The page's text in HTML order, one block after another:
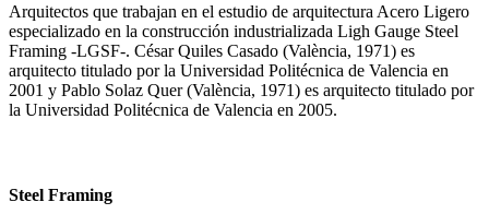
Arquitectos que trabajan en el estudio de arquitectura Acero Ligero
especializado en la construcción industrializada Ligh Gauge Steel
Framing -LGSF-. César Quiles Casado (València, 1971) es
arquitecto titulado por la Universidad Politécnica de Valencia en
2001 y Pablo Solaz Quer (València, 1971) es arquitecto titulado por
la Universidad Politécnica de Valencia en 2005.
Steel Framing